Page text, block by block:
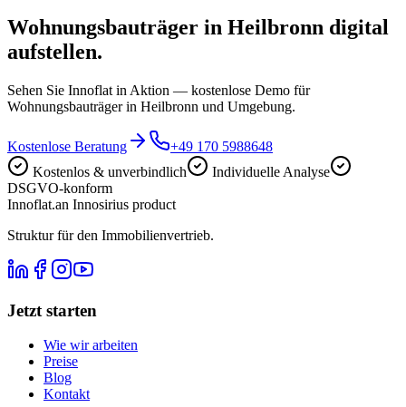
Wohnungsbauträger in Heilbronn digital
aufstellen.
Sehen Sie Innoflat in Aktion — kostenlose Demo für
Wohnungsbauträger in Heilbronn und Umgebung.
Kostenlose Beratung
+49 170 5988648
Kostenlos & unverbindlich
Individuelle Analyse
DSGVO-konform
Innoflat.an Innosirius product
Struktur für den Immobilienvertrieb.
Jetzt starten
Wie wir arbeiten
Preise
Blog
Kontakt